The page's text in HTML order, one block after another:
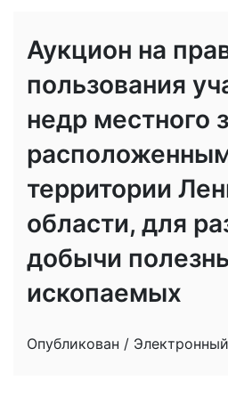
Аукцион на право
пользования
недр местного
территории
области, для
добычи
ископаемых
Опубликован /